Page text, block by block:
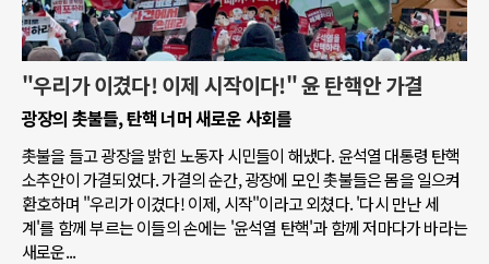
"우리가 이겼다! 이제 시작이다!" 윤 탄핵안 가결
광장의 촛불들, 탄핵 너머 새로운 사회를
촛불을 들고 광장을 밝힌 노동자 시민들이 해냈다. 윤석열 대통령 탄핵
소추안이 가결되었다. 가결의 순간, 광장에 모인 촛불들은 몸을 일으켜
환호하며 "우리가 이겼다! 이제, 시작"이라고 외쳤다. '다시 만난 세
계'를 함께 부르는 이들의 손에는 '윤석열 탄핵'과 함께 저마다가 바라는
새로운...